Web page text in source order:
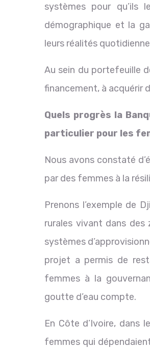
systèmes pour qu’ils
démographique et la
leurs réalités
Au sein du portefeuille
financement, à acquérir
Quels progrès la
particulier pour les
Nous avons constaté
par des femmes à la
Prenons l’exemple de
rurales vivant dans
systèmes
projet a permis de
femmes à la
goutte d’eau compte.
En Côte d’Ivoire, dans
femmes qui